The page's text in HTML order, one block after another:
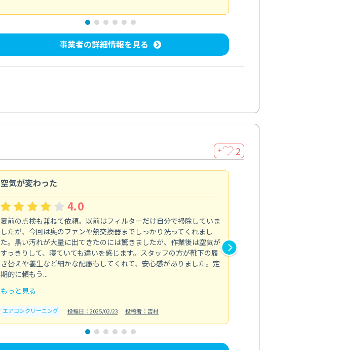
事業者の詳細情報を見る
＋ 2
空気が変わった
4.0
夏前の点検も兼ねて依頼。以前はフィルターだけ自分で掃除していま
したが、今回は奥のファンや熱交換器までしっかり洗ってくれまし
た。黒い汚れが大量に出てきたのには驚きましたが、作業後は空気が
すっきりして、寝ていても違いを感じます。スタッフの方が靴下の履
き替えや養生など細かな配慮もしてくれて、安心感がありました。定
期的に頼もう...
もっと見る
エアコンクリーニング 投稿日：2025/02/23 投稿者：吉村